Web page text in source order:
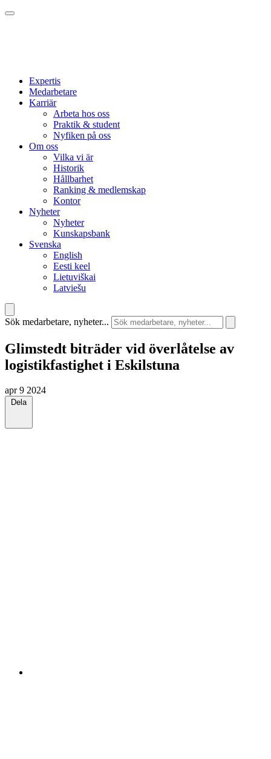
Expertis
Medarbetare
Karriär
Arbeta hos oss
Praktik & student
Nyfiken på oss
Om oss
Vilka vi är
Historik
Hållbarhet
Ranking & medlemskap
Kontor
Nyheter
Nyheter
Kunskapsbank
Svenska
English
Eesti keel
Lietuviškai
Latviešu
Sök medarbetare, nyheter...
Glimstedt biträder vid överlåtelse av
logistikfastighet i Eskilstuna
apr 9 2024
Dela